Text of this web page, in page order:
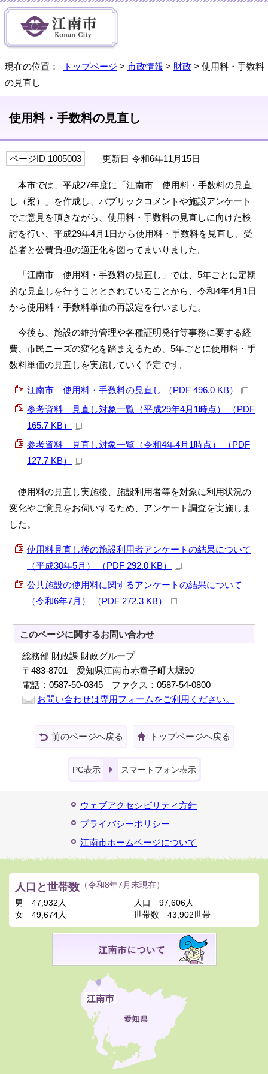
現在の位置： トップページ > 市政情報 > 財政 > 使用料・手数料
の見直し
使用料・手数料の見直し
ページID 1005003 更新日 令和6年11月15日
本市では、平成27年度に「江南市 使用料・手数料の見直
し（案）」を作成し、パブリックコメントや施設アンケート
でご意見を頂きながら、使用料・手数料の見直しに向けた検
討を行い、平成29年4月1日から使用料・手数料を見直し、受
益者と公費負担の適正化を図ってまいりました。
「江南市 使用料・手数料の見直し」では、5年ごとに定期
的な見直しを行うこととされていることから、令和4年4月1日
から使用料・手数料単価の再設定を行いました。
今後も、施設の維持管理や各種証明発行等事務に要する経
費、市民ニーズの変化を踏まえるため、5年ごとに使用料・手
数料単価の見直しを実施していく予定です。
江南市 使用料・手数料の見直し （PDF 496.0 KB）
参考資料 見直し対象一覧（平成29年4月1時点） （PDF
165.7 KB）
参考資料 見直し対象一覧（令和4年4月1時点） （PDF
127.7 KB）
使用料の見直し実施後、施設利用者等を対象に利用状況の
変化やご意見をお伺いするため、アンケート調査を実施しま
した。
使用料見直し後の施設利用者アンケートの結果について
（平成30年5月） （PDF 292.0 KB）
公共施設の使用料に関するアンケートの結果について
（令和6年7月） （PDF 272.3 KB）
このページに関するお問い合わせ
総務部 財政課 財政グループ
〒483-8701 愛知県江南市赤童子町大堀90
電話：0587-50-0345 ファクス：0587-54-0800
お問い合わせは専用フォームをご利用ください。
前のページへ戻る トップページへ戻る
PC表示 スマートフォン表示
ウェブアクセシビリティ方針
プライバシーポリシー
江南市ホームページについて
人口と世帯数 （令和8年7月末現在）
男
47,932人
女
49,674人
人口
97,606人
世帯数
43,902世帯